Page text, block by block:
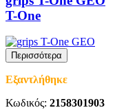
T-One
Περισσότερα
Εξαντλήθηκε
Κωδικός: 2158301903